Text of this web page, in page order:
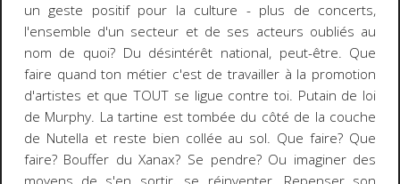
un geste positif pour la culture - plus de concerts,
l'ensemble d'un secteur et de ses acteurs oubliés au
nom de quoi? Du désintérêt national, peut-être. Que
faire quand ton métier c'est de travailler à la promotion
d'artistes et que TOUT se ligue contre toi. Putain de loi
de Murphy. La tartine est tombée du côté de la couche
de Nutella et reste bien collée au sol. Que faire? Que
faire? Bouffer du Xanax? Se pendre? Ou imaginer des